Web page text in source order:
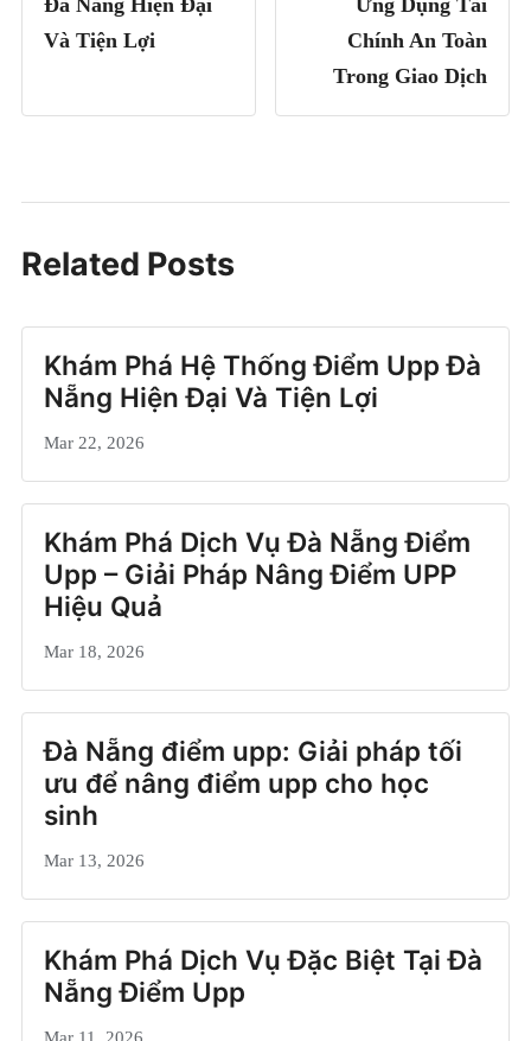
Và Tiện Lợi
Chính An Toàn
Trong Giao Dịch
Related Posts
Khám Phá Hệ Thống Điểm Upp Đà
Nẵng Hiện Đại Và Tiện Lợi
Mar 22, 2026
Khám Phá Dịch Vụ Đà Nẵng Điểm
Upp – Giải Pháp Nâng Điểm UPP
Hiệu Quả
Mar 18, 2026
Đà Nẵng điểm upp: Giải pháp tối
ưu để nâng điểm upp cho học
sinh
Mar 13, 2026
Khám Phá Dịch Vụ Đặc Biệt Tại Đà
Nẵng Điểm Upp
Mar 11, 2026